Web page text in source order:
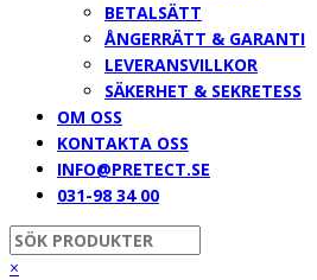
BETALSÄTT
ÅNGERRÄTT & GARANTI
LEVERANSVILLKOR
SÄKERHET & SEKRETESS
OM OSS
KONTAKTA OSS
INFO@PRETECT.SE
031-98 34 00
×